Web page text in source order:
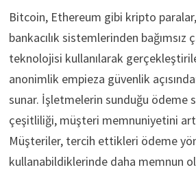
Bitcoin, Ethereum gibi kripto
bankacılık sistemlerinden bağımsız
teknolojisi kullanılarak
anonimlik empieza güvenlik
sunar. İşletmelerin sunduğu ödeme
çeşitliliği, müşteri memnuniyetini
Müşteriler, tercih ettikleri ödeme
kullanabildiklerinde daha memnun